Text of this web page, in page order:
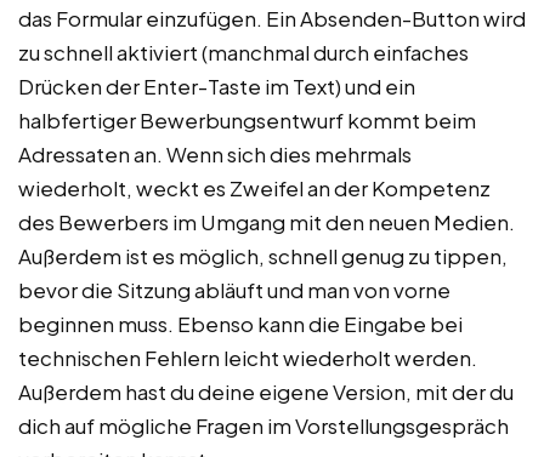
das Formular einzufügen. Ein Absenden-Button wird
zu schnell aktiviert (manchmal durch einfaches
Drücken der Enter-Taste im Text) und ein
halbfertiger Bewerbungsentwurf kommt beim
Adressaten an. Wenn sich dies mehrmals
wiederholt, weckt es Zweifel an der Kompetenz
des Bewerbers im Umgang mit den neuen Medien.
Außerdem ist es möglich, schnell genug zu tippen,
bevor die Sitzung abläuft und man von vorne
beginnen muss. Ebenso kann die Eingabe bei
technischen Fehlern leicht wiederholt werden.
Außerdem hast du deine eigene Version, mit der du
dich auf mögliche Fragen im Vorstellungsgespräch